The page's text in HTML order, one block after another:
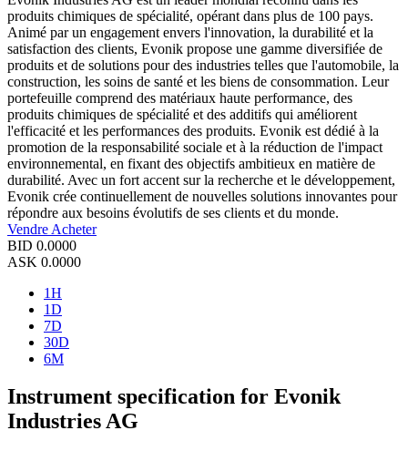
produits chimiques de spécialité, opérant dans plus de 100 pays.
Animé par un engagement envers l'innovation, la durabilité et la
satisfaction des clients, Evonik propose une gamme diversifiée de
produits et de solutions pour des industries telles que l'automobile, la
construction, les soins de santé et les biens de consommation. Leur
portefeuille comprend des matériaux haute performance, des
produits chimiques de spécialité et des additifs qui améliorent
l'efficacité et les performances des produits. Evonik est dédié à la
promotion de la responsabilité sociale et à la réduction de l'impact
environnemental, en fixant des objectifs ambitieux en matière de
durabilité. Avec un fort accent sur la recherche et le développement,
Evonik crée continuellement de nouvelles solutions innovantes pour
répondre aux besoins évolutifs de ses clients et du monde.
Vendre Acheter
BID 0.0000
ASK 0.0000
1H
1D
7D
30D
6M
Instrument specification for Evonik
Industries AG